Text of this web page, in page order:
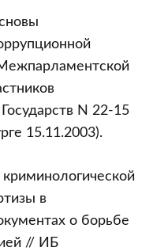
N 22-15
15.11.2003).
в
о борьбе
// ИБ